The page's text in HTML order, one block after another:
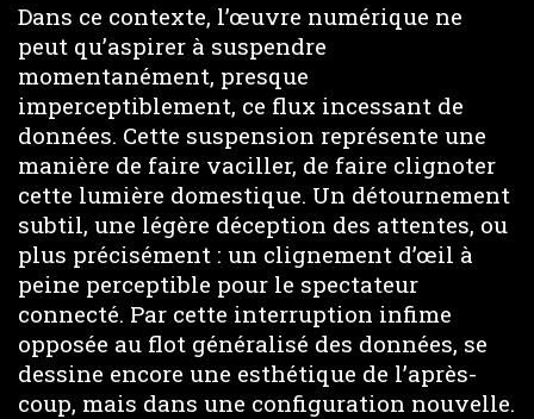
Dans ce contexte, l’œuvre numérique ne
peut qu’aspirer à suspendre
momentanément, presque
imperceptiblement, ce flux incessant de
données. Cette suspension représente une
manière de faire vaciller, de faire clignoter
cette lumière domestique. Un détournement
subtil, une légère déception des attentes, ou
plus précisément : un clignement d’œil à
peine perceptible pour le spectateur
connecté. Par cette interruption infime
opposée au flot généralisé des données, se
dessine encore une esthétique de l’après-
coup, mais dans une configuration nouvelle.